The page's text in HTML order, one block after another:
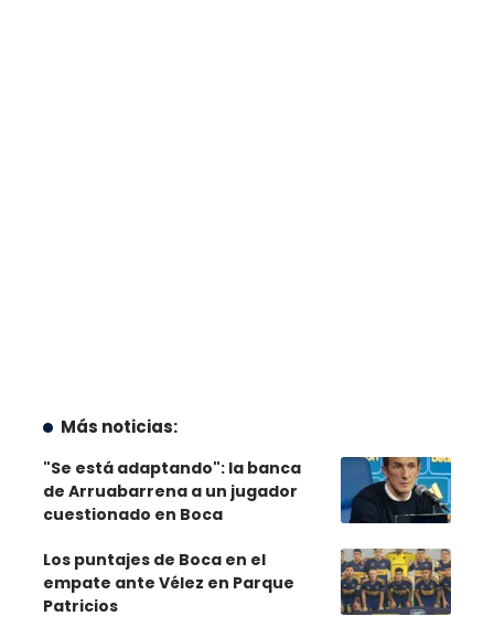
Más noticias:
"Se está adaptando": la banca
de Arruabarrena a un jugador
cuestionado en Boca
Los puntajes de Boca en el
empate ante Vélez en Parque
Patricios